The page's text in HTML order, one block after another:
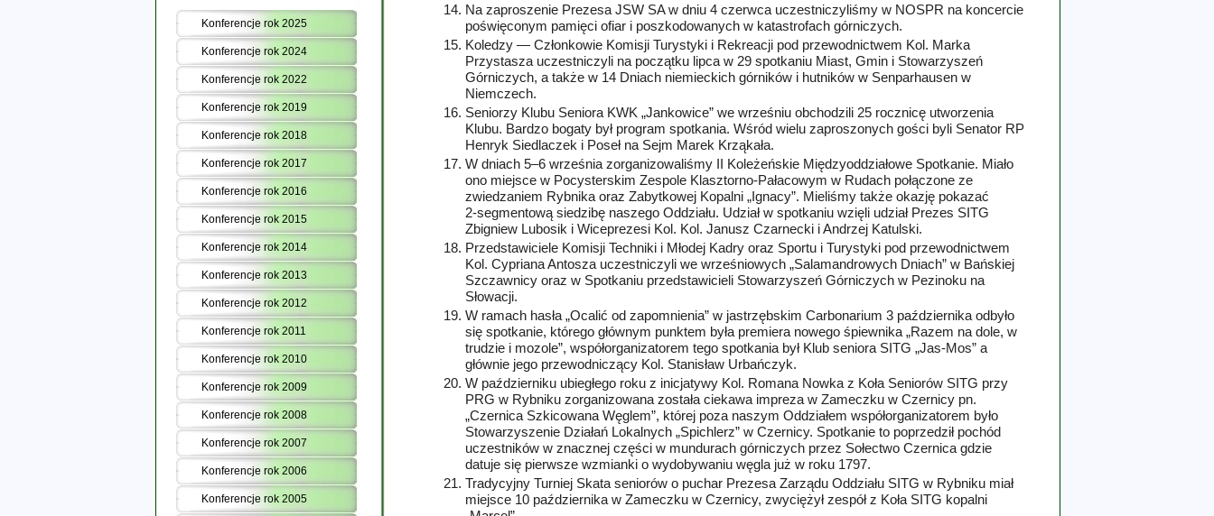
Konferencje rok 2025
Konferencje rok 2024
Konferencje rok 2022
Konferencje rok 2019
Konferencje rok 2018
Konferencje rok 2017
Konferencje rok 2016
Konferencje rok 2015
Konferencje rok 2014
Konferencje rok 2013
Konferencje rok 2012
Konferencje rok 2011
Konferencje rok 2010
Konferencje rok 2009
Konferencje rok 2008
Konferencje rok 2007
Konferencje rok 2006
Konferencje rok 2005
Na zaproszenie Prezesa JSW SA w dniu 4 czerwca uczestniczyliśmy w NOSPR na koncercie
poświęconym pamięci ofiar i poszkodowanych w katastrofach górniczych.
Koledzy — Członkowie Komisji Turystyki i Rekreacji pod przewodnictwem Kol. Marka
Przystasza uczestniczyli na początku lipca w 29 spotkaniu Miast, Gmin i Stowarzyszeń
Górniczych, a także w 14 Dniach niemieckich górników i hutników w Senparhausen w
Niemczech.
Seniorzy Klubu Seniora KWK „Jankowice” we wrześniu obchodzili 25 rocznicę utworzenia
Klubu. Bardzo bogaty był program spotkania. Wśród wielu zaproszonych gości byli Senator RP
Henryk Siedlaczek i Poseł na Sejm Marek Krząkała.
W dniach 5–6 września zorganizowaliśmy II Koleżeńskie Międzyoddziałowe Spotkanie. Miało
ono miejsce w Pocysterskim Zespole Klasztorno­‑Pałacowym w Rudach połączone ze
zwiedzaniem Rybnika oraz Zabytkowej Kopalni „Ignacy”. Mieliśmy także okazję pokazać
2‑segmentową siedzibę naszego Oddziału. Udział w spotkaniu wzięli udział Prezes SITG
Zbigniew Lubosik i Wiceprezesi Kol. Kol. Janusz Czarnecki i Andrzej Katulski.
Przedstawiciele Komisji Techniki i Młodej Kadry oraz Sportu i Turystyki pod przewodnictwem
Kol. Cypriana Antosza uczestniczyli we wrześniowych „Salamandrowych Dniach” w Bańskiej
Szczawnicy oraz w Spotkaniu przedstawicieli Stowarzyszeń Górniczych w Pezinoku na
Słowacji.
W ramach hasła „Ocalić od zapomnienia” w jastrzębskim Carbonarium 3 października odbyło
się spotkanie, którego głównym punktem była premiera nowego śpiewnika „Razem na dole, w
trudzie i mozole”, współorganizatorem tego spotkania był Klub seniora SITG „Jas‑Mos” a
głównie jego przewodniczący Kol. Stanisław Urbańczyk.
W październiku ubiegłego roku z inicjatywy Kol. Romana Nowka z Koła Seniorów SITG przy
PRG w Rybniku zorganizowana została ciekawa impreza w Zameczku w Czernicy pn.
„Czernica Szkicowana Węglem”, której poza naszym Oddziałem współorganizatorem było
Stowarzyszenie Działań Lokalnych „Spichlerz” w Czernicy. Spotkanie to poprzedził pochód
uczestników w znacznej części w mundurach górniczych przez Sołectwo Czernica gdzie
datuje się pierwsze wzmianki o wydobywaniu węgla już w roku 1797.
Tradycyjny Turniej Skata seniorów o puchar Prezesa Zarządu Oddziału SITG w Rybniku miał
miejsce 10 października w Zameczku w Czernicy, zwyciężył zespół z Koła SITG kopalni